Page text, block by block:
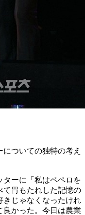
ついての独特の考え
ーに「私はペペロを
て胃もたれした記憶の
きじゃなくなったけれ
良かった。今日は農業